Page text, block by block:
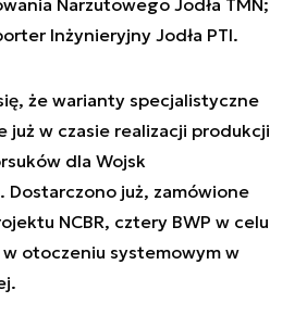
Inżynieryjny Jodła PTI.
że warianty specjalistyczne
już w czasie realizacji produkcji
dla Wojsk
Dostarczono już, zamówione
NCBR, cztery BWP w celu
otoczeniu systemowym w